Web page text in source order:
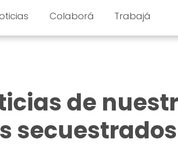
Colaborá Trabajá
de
secuestrados